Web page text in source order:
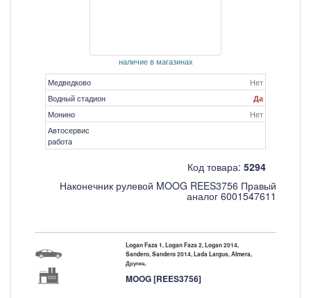
наличие в магазинах
Медведково
Нет
Водный стадион
Да
Монино
Нет
Автосервис
работа
Код товара: 5294
Наконечник рулевой MOOG REES3756 Правый
аналог 6001547611
Logan Faza 1, Logan Faza 2, Logan 2014,
Sandero, Sandero 2014, Lada Largus, Almera,
Другие,
MOOG [REES3756]